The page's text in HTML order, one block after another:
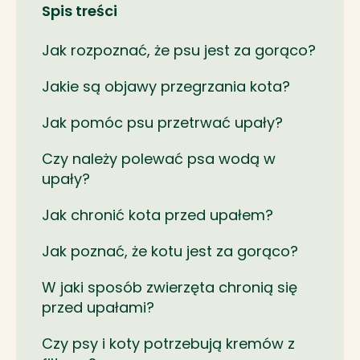
Spis treści
Jak rozpoznać, że psu jest za gorąco?
Jakie są objawy przegrzania kota?
Jak pomóc psu przetrwać upały?
Czy należy polewać psa wodą w
upały?
Jak chronić kota przed upałem?
Jak poznać, że kotu jest za gorąco?
W jaki sposób zwierzęta chronią się
przed upałami?
Czy psy i koty potrzebują kremów z